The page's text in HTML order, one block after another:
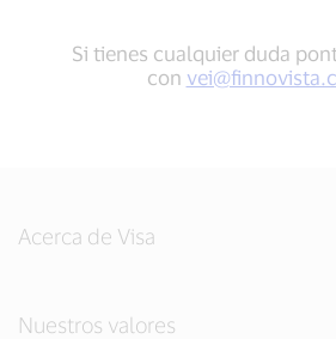
Si tienes cualquier duda
con
Acerca de Visa
Nuestros valores